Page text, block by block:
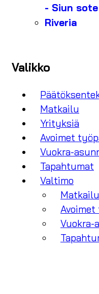
- Siun sote
Riveria
Valikko
Matkailu
Yrityksiä
Avoimet
Vuokra-
Tapahtumat
Valtimo
Matkailu
Vuokra-